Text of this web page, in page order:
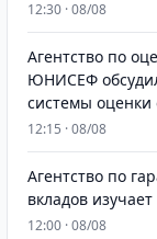
12:30 · 08/08
Агентство по
ЮНИСЕФ
системы оценки
12:15 · 08/08
Агентство по
вкладов
12:00 · 08/08